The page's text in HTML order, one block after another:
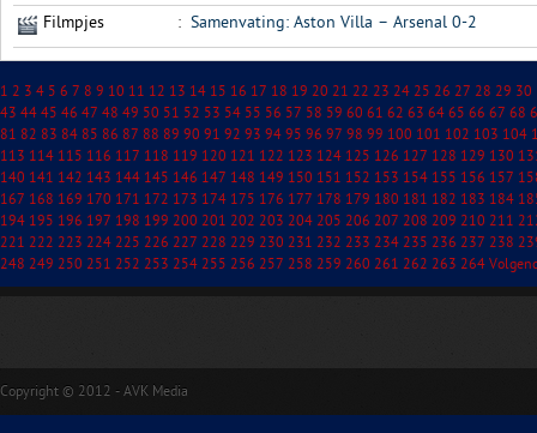
Filmpjes : Samenvating: Aston Villa – Arsenal 0-2
1 2 3 4 5 6 7 8 9 10 11 12 13 14 15 16 17 18 19 20 21 22 23 24 25 26 27 28 29 30
43 44 45 46 47 48 49 50 51 52 53 54 55 56 57 58 59 60 61 62 63 64 65 66 67 68
81 82 83 84 85 86 87 88 89 90 91 92 93 94 95 96 97 98 99 100 101 102 103 104
113 114 115 116 117 118 119 120 121 122 123 124 125 126 127 128 129 130
140 141 142 143 144 145 146 147 148 149 150 151 152 153 154 155 156 157
167 168 169 170 171 172 173 174 175 176 177 178 179 180 181 182 183 184
194 195 196 197 198 199 200 201 202 203 204 205 206 207 208 209 210 211
221 222 223 224 225 226 227 228 229 230 231 232 233 234 235 236 237 238
248 249 250 251 252 253 254 255 256 257 258 259 260 261 262 263 264
Copyright © 2012 - AVK Media